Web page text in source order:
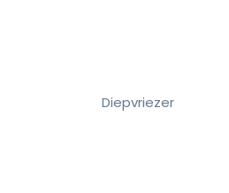
Diepvriezer